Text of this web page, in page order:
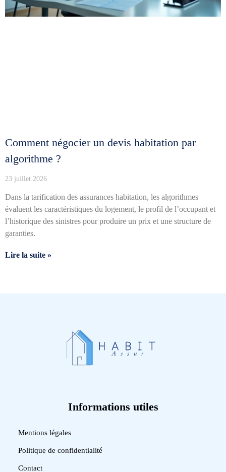
Comment négocier un devis habitation par
algorithme ?
23 juillet 2026
Dans la tarification des assurances habitation, les algorithmes
évaluent les caractéristiques du logement, le profil de l’occupant et
l’historique des sinistres pour produire un prix et une structure de
garanties.
Lire la suite »
Informations utiles
Mentions légales
Politique de confidentialité
Contact